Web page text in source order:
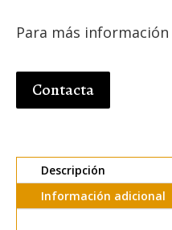
Para más información
Contacta
Descripción
Información adicional